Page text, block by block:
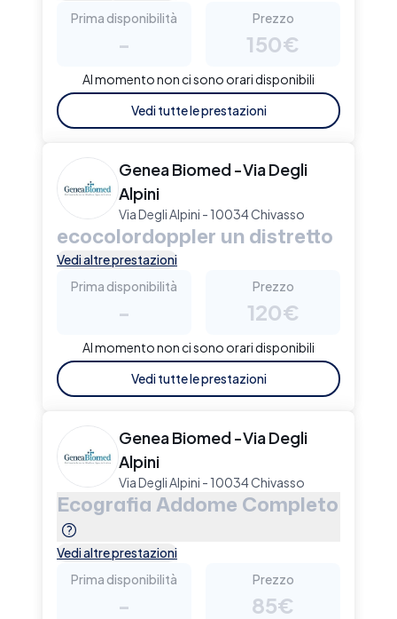
Prima disponibilità
-
Prezzo
150€
Al momento non ci sono orari disponibili
Vedi tutte le prestazioni
Genea Biomed -Via Degli
Alpini
Via Degli Alpini - 10034 Chivasso
ecocolordoppler un distretto
Vedi altre prestazioni
Prima disponibilità
-
Prezzo
120€
Al momento non ci sono orari disponibili
Vedi tutte le prestazioni
Genea Biomed -Via Degli
Alpini
Via Degli Alpini - 10034 Chivasso
Ecografia Addome Completo
Vedi altre prestazioni
Prima disponibilità
-
Prezzo
85€